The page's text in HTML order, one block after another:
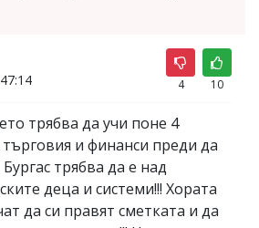
4 10
трябва да учи поне 4
и финанси преди да
трябва да е над
деца и системи!!! Хората
да си правят сметката и да